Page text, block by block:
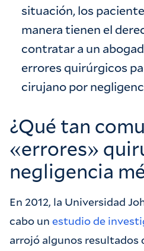
situación, los
manera tienen el
contratar a un
errores quirúrgicos
cirujano por
¿Qué tan
«errores»
negligencia
En 2012, la Universidad
cabo un estudio de
arrojó algunos resultados